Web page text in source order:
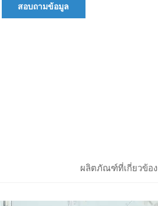
สอบถามข้อมูล
ผลิตภัณฑ์ที่เกี่ยวข้อง